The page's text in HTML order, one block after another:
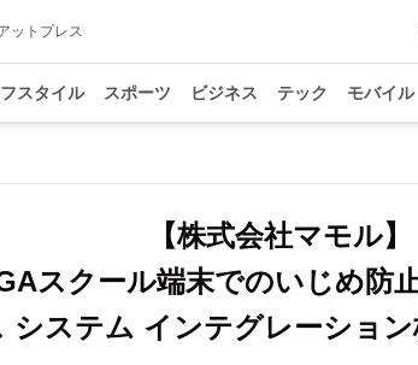
ットプレス
スタイル スポーツ ビジネス テック モバイル
【株式会社マモル】
スクール端末でのいじめ防
システム インテグレーショ